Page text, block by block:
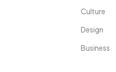
Culture
Design
Business